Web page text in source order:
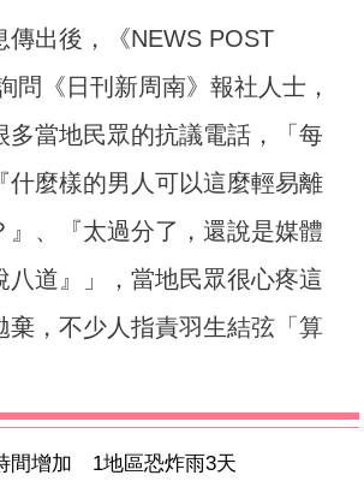
傳出後，《NEWS POST
問《日刊新周南》報社人士，
多當地民眾的抗議電話，「每
什麼樣的男人可以這麼輕易離
』、『太過分了，還說是媒體
八道』」，當地民眾很心疼這
棄，不少人指責羽生結弦「算
間增加 1地區恐炸雨3天